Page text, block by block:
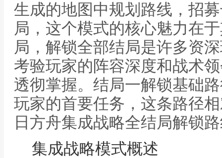
生成的地图中规划路线，招
局，这个模式的核心魅力在
局，解锁全部结局是许多资
考验玩家的阵容深度和战术
透彻掌握。结局一解锁基础
玩家的首要任务，这条路径
日方舟集成战略全结局解锁
集成战略模式概述